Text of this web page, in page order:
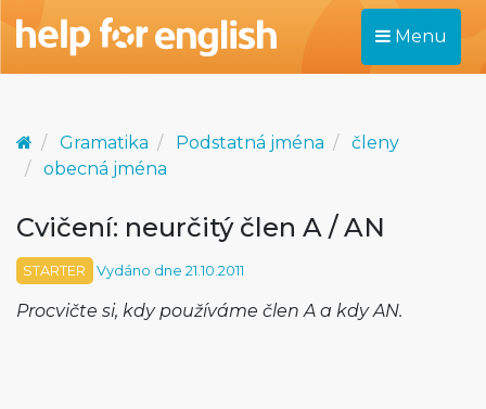
Menu
Gramatika Podstatná jména
členy
obecná jména
Cvičení: neurčitý člen A / AN
STARTER Vydáno dne 21.10.2011
Procvičte si, kdy používáme člen A a kdy AN.